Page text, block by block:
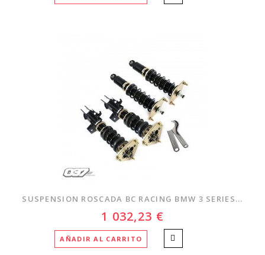
SUSPENSION ROSCADA BC RACING BMW 3 SERIES...
1 032,23 €
AÑADIR AL CARRITO